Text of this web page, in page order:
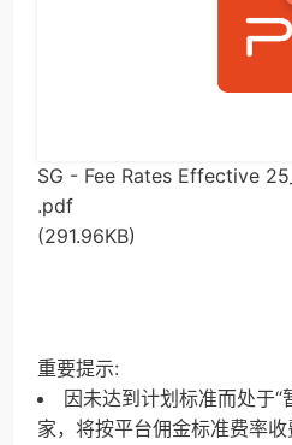
SG - Fee Rates Effective
.pdf
(291.96KB)
重要提示:
因未达到计划标准而处于“
家，将按平台佣金标准费率